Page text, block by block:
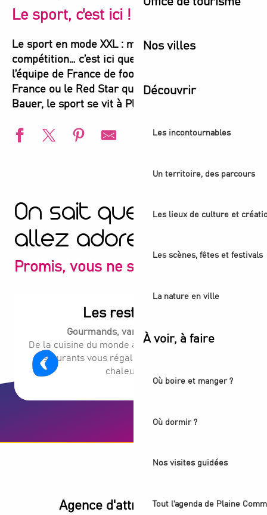
Nos villes
Découvrir
Les incontournables
Un territoire, des parcours
Les lieux de culture et
Les scènes, fêtes et festivals
La nature en ville
À voir, à faire
Où boire et manger ?
Où dormir ?
Nos visites guidées
Tout l'agenda de Plaine
Le sport, c'est ici !
Le sport en mode XXL : matchs, courses,
compétition… c’est ici que ça joue ! Que ce soit
l’équipe de France de foot, de rugby au Stade de
France ou le Red Star qui enflamme le Stade
Bauer, le sport se vit à Plaine Commune.
Championnats d'Europe de natation 2026
Football - France / Italie
Football - France / Belgique
Football américain - Pittsburgh Steelers vs New Orleans
Rugby - France / Afrique du Sud
Rugby - France / Argentine
Rugby - Tournoi des 6 Nations : France / Pays de Galles
On sait que vous
allez adorer
Promis, vous ne serez pas déçu
Les restaurants
Gourmands, variés, conviviaux.
De la cuisine du monde aux saveurs locales, nos
restaurants vous régalent dans une ambiance
chaleureuse.
Agence d'attractivité POP